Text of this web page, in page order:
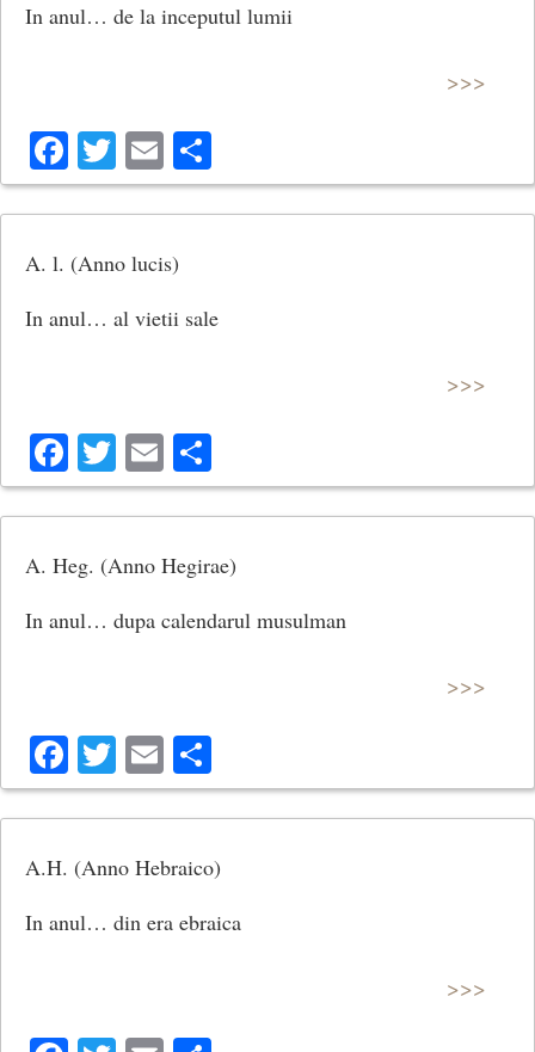
In anul… de la inceputul lumii
>>>
Facebook
Twitter
Email
A. l. (Anno lucis)
In anul… al vietii sale
>>>
Facebook
Twitter
Email
A. Heg. (Anno Hegirae)
In anul… dupa calendarul musulman
>>>
Facebook
Twitter
Email
A.H. (Anno Hebraico)
In anul… din era ebraica
>>>